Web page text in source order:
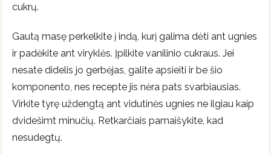
cukrų.
Gautą masę perkelkite į indą, kurį galima dėti ant ugnies
ir padėkite ant viryklės. Įpilkite vanilinio cukraus. Jei
nesate didelis jo gerbėjas, galite apsieiti ir be šio
komponento, nes recepte jis nėra pats svarbiausias.
Virkite tyrę uždengtą ant vidutinės ugnies ne ilgiau kaip
dvidešimt minučių. Retkarčiais pamaišykite, kad
nesudegtų.